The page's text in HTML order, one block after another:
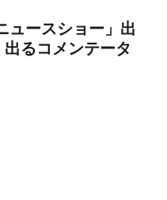
ュースショー」出
るコメンテータ